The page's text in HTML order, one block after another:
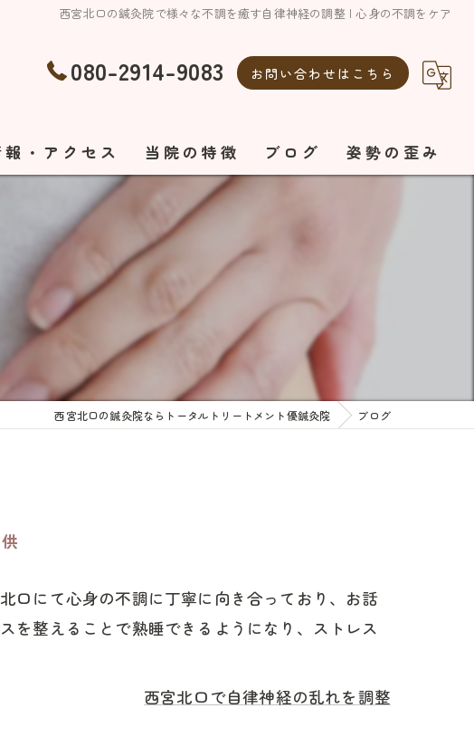
西宮北口の鍼灸院で様々な不調を癒す自律神経の調整 | 心身の不調をケア
080-2914-9083 お問い合わせはこちら
報・アクセス 当院の特徴
自律神経
ボディメイク
オーダーメイド施術
美容鍼
ブログ 姿勢の歪み
西宮北口の鍼灸院ならトータルトリートメント優鍼灸院 ブログ
口にて心身の不調に丁寧に向き合っており、お話
を整えることで熟睡できるようになり、ストレス
西宮北口で自律神経の乱れを調整